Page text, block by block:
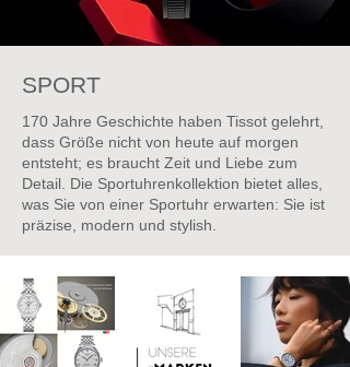
SPORT
170 Jahre Geschichte haben Tissot gelehrt,
dass Größe nicht von heute auf morgen
entsteht; es braucht Zeit und Liebe zum
Detail. Die Sportuhrenkollektion bietet alles,
was Sie von einer Sportuhr erwarten: Sie ist
präzise, modern und stylish.